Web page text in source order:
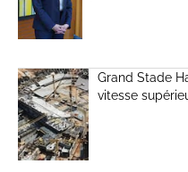
Grand Stade
vitesse